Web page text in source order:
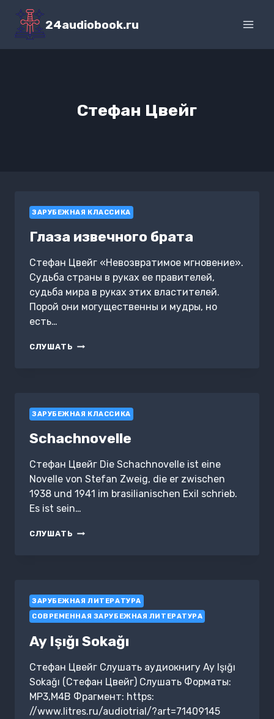
Перейти
содержимому
24audiobook.ru
Стефан Цвейг
ЗАРУБЕЖНАЯ КЛАССИКА
Глаза извечного брата
Стефан Цвейг «Невозвратимое мгновение».
Судьба страны в руках ее правителей,
судьба мира в руках этих властителей.
Порой они могущественны и мудры, но
есть…
СЛУШАТЬ ГЛАЗА
ЗАРУБЕЖНАЯ КЛАССИКА
Schachnovelle
Стефан Цвейг Die Schachnovelle ist eine
Novelle von Stefan Zweig, die er zwischen
1938 und 1941 im brasilianischen Exil schrieb.
Es ist sein…
СЛУШАТЬ SCHACHNOVELLE
ЗАРУБЕЖНАЯ ЛИТЕРАТУРА
СОВРЕМЕННАЯ ЗАРУБЕЖНАЯ ЛИТЕРАТУРА
Ay Işığı Sokağı
Стефан Цвейг Слушать аудиокнигу Ay Işığı
Sokağı (Стефан Цвейг) Слушать Форматы:
MP3,M4B Фрагмент: https:
//www.litres.ru/audiotrial/?art=71409145